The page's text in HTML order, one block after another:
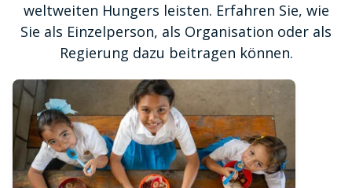
weltweiten Hungers leisten. Erfahren Sie, wie
Sie als Einzelperson, als Organisation oder als
Regierung dazu beitragen können.